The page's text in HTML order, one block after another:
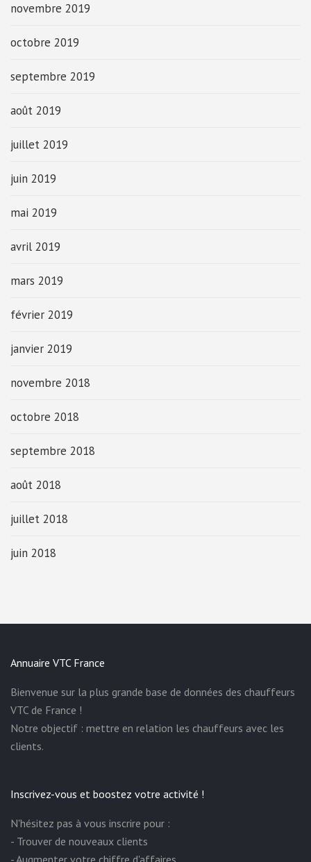
novembre 2019
octobre 2019
septembre 2019
août 2019
juillet 2019
juin 2019
mai 2019
avril 2019
mars 2019
février 2019
janvier 2019
novembre 2018
octobre 2018
septembre 2018
août 2018
juillet 2018
juin 2018
Annuaire VTC France
Bienvenue sur la plus grande base de données des chauffeurs
VTC de France !
Notre objectif : mettre en relation les chauffeurs avec les
clients.
Inscrivez-vous et boostez votre activité !
N'hésitez pas à vous inscrire pour :
- Trouver de nouveaux clients
- Augmenter votre chiffre d'affaires